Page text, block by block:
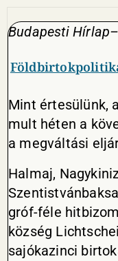
Budapesti
Mint értesülünk,
mult héten a
a megváltási
Halmaj,
gróf-féle
község
sajókazinci